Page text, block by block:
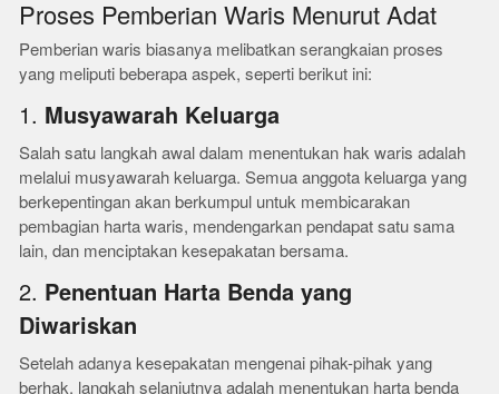
Proses Pemberian Waris Menurut Adat
Pemberian waris biasanya melibatkan serangkaian proses
yang meliputi beberapa aspek, seperti berikut ini:
1. Musyawarah Keluarga
Salah satu langkah awal dalam menentukan hak waris adalah
melalui musyawarah keluarga. Semua anggota keluarga yang
berkepentingan akan berkumpul untuk membicarakan
pembagian harta waris, mendengarkan pendapat satu sama
lain, dan menciptakan kesepakatan bersama.
2. Penentuan Harta Benda yang
Diwariskan
Setelah adanya kesepakatan mengenai pihak-pihak yang
berhak, langkah selanjutnya adalah menentukan harta benda